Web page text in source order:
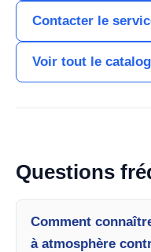
Contacter le
Voir tout le
Questions
Comment
à atmosphère